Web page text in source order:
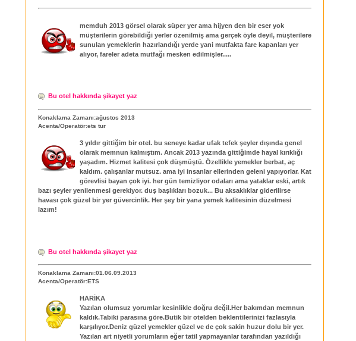
memduh 2013 görsel olarak süper yer ama hijyen den bir eser yok
müşterilerin görebildiği yerler özenilmiş ama gerçek öyle deyil, müşterilere
sunulan yemeklerin hazırlandığı yerde yani mutfakta fare kapanları yer
alıyor, fareler adeta mutfağı mesken edilmişler.....
Bu otel hakkında şikayet yaz
Konaklama Zamanı:ağustos 2013
Acenta/Operatör:ets tur
3 yıldır gittiğim bir otel. bu seneye kadar ufak tefek şeyler dışında genel
olarak memnun kalmıştım. Ancak 2013 yazında gittiğimde hayal kırıklığı
yaşadım. Hizmet kalitesi çok düşmüştü. Özellikle yemekler berbat, aç
kaldım. çalışanlar mutsuz. ama iyi insanlar ellerinden geleni yapıyorlar. Kat
görevlisi bayan çok iyi. her gün temizliyor odaları ama yataklar eski, artık
bazı şeyler yenilenmesi gerekiyor. duş başlıkları bozuk... Bu aksaklıklar giderilirse
havası çok güzel bir yer güvercinlik. Her şey bir yana yemek kalitesinin düzelmesi
lazım!
Bu otel hakkında şikayet yaz
Konaklama Zamanı:01.06.09.2013
Acenta/Operatör:ETS
HARİKA
Yazılan olumsuz yorumlar kesinlikle doğru değil.Her bakımdan memnun
kaldık.Tabiki parasına göre.Butik bir otelden beklentilerinizi fazlasıyla
karşılıyor.Deniz güzel yemekler güzel ve de çok sakin huzur dolu bir yer.
Yazılan art niyetli yorumların eğer tatil yapmayanlar tarafından yazıldığı